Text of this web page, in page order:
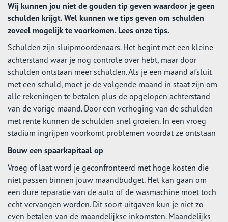
Wij kunnen jou niet de gouden tip geven waardoor je geen
schulden krijgt. Wel kunnen we tips geven om schulden
zoveel mogelijk te voorkomen. Lees onze tips.
Schulden zijn sluipmoordenaars. Het begint met een kleine
achterstand waar je nog controle over hebt, maar door
schulden ontstaan meer schulden. Als je een maand afsluit
met een schuld, moet je de volgende maand in staat zijn om
alle rekeningen te betalen plus de opgelopen achterstand
van de vorige maand. Door een verhoging van de schulden
met rente kunnen de schulden snel groeien. In een vroeg
stadium ingrijpen voorkomt problemen voordat ze ontstaan
Bouw een spaarkapitaal op
Vroeg of laat word je geconfronteerd met hoge kosten die
niet passen binnen jouw maandbudget. Het kan gaan om
een dure reparatie van de auto of de wasmachine moet toch
echt vervangen worden. Dit soort uitgaven kun je niet zo
even betalen van de maandelijkse inkomsten. Maandelijks